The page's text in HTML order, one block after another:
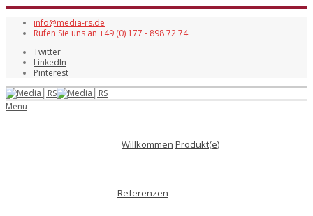
info@media-rs.de
Rufen Sie uns an +49 (0) 177 - 898 72 74
Twitter
LinkedIn
Pinterest
Menu
Willkommen Produkt(e)
Referenzen